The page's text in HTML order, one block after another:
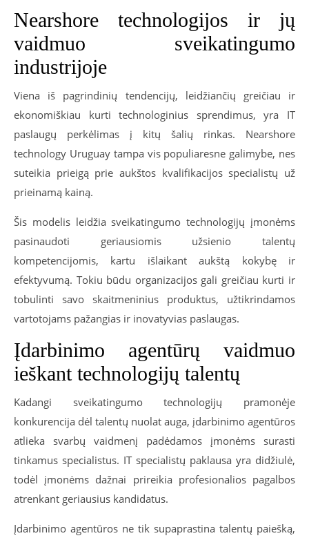
Nearshore technologijos ir jų
vaidmuo sveikatingumo
industrijoje
Viena iš pagrindinių tendencijų, leidžiančių greičiau ir
ekonomiškiau kurti technologinius sprendimus, yra IT
paslaugų perkėlimas į kitų šalių rinkas. Nearshore
technology Uruguay tampa vis populiaresne galimybe, nes
suteikia prieigą prie aukštos kvalifikacijos specialistų už
prieinamą kainą.
Šis modelis leidžia sveikatingumo technologijų įmonėms
pasinaudoti geriausiomis užsienio talentų
kompetencijomis, kartu išlaikant aukštą kokybę ir
efektyvumą. Tokiu būdu organizacijos gali greičiau kurti ir
tobulinti savo skaitmeninius produktus, užtikrindamos
vartotojams pažangias ir inovatyvias paslaugas.
Įdarbinimo agentūrų vaidmuo
ieškant technologijų talentų
Kadangi sveikatingumo technologijų pramonėje
konkurencija dėl talentų nuolat auga, įdarbinimo agentūros
atlieka svarbų vaidmenį padėdamos įmonėms surasti
tinkamus specialistus. IT specialistų paklausa yra didžiulė,
todėl įmonėms dažnai prireikia profesionalios pagalbos
atrenkant geriausius kandidatus.
Įdarbinimo agentūros ne tik supaprastina talentų paiešką,